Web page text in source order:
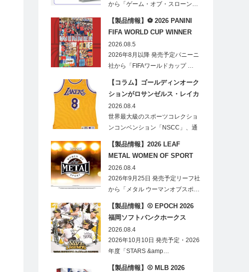
から「ゲーム・オブ・スローン…
【製品情報】⚽ 2026 PANINI
FIFA WORLD CUP WINNER
STICKER POSTER
2026.08.5
2026年8月以降 発売予定パニーニ
社から「FIFAワールドカップ …
【コラム】ゴールディンオーク
ションがロサンゼルス・レイカ
ーズのオフィシャルオークショ
ンスポンサーに！
2026.08.4
世界最大級のスポーツコレクショ
ンコンベンション「NSCC」、通
【製品情報】2026 LEAF
METAL WOMEN OF SPORT
HOBBY
2026.08.4
2026年9月25日 発売予定リーフ社
から「メタル ウーマンオブスポ…
【製品情報】⚾ EPOCH 2026
福岡ソフトバンクホークス
STARS&LEGENDS ベースボー
ルカード
2026.08.4
2026年10月10日 発売予定・2026
年度「STARS &amp…
【製品情報】⚾ MLB 2026